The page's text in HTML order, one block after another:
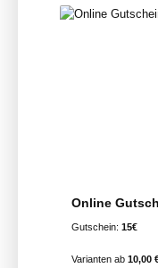
Online
Gutschein: 15€
Varianten ab10,00